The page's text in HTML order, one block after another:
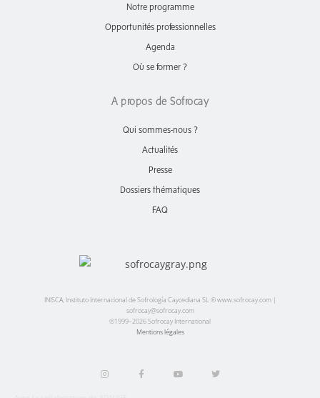
Notre programme
Opportunités professionnelles
Agenda
Où se former ?
A propos de Sofrocay
Qui sommes-nous ?
Actualités
Presse
Dossiers thématiques
FAQ
INISCA, Instituto Internacional de Sofrología Caycediana SL ® www.sofrocay.com |
sofrocay@sofrocay.com
©1999–2026 Sofrocay International
Mentions légales